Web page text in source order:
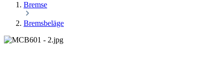
Bremse
Bremsbeläge